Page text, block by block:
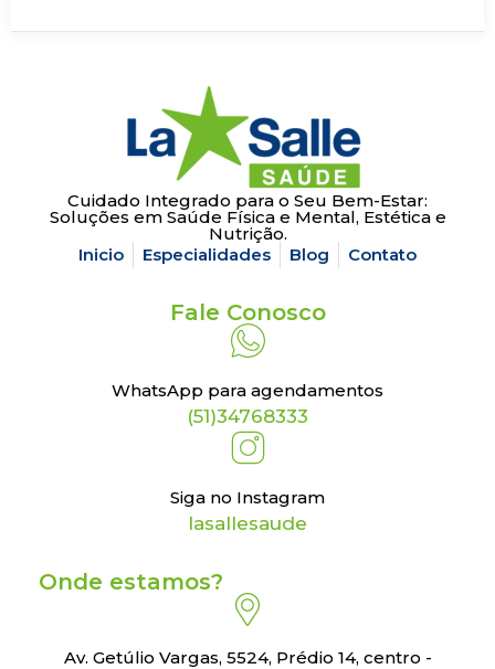
Cuidado Integrado para o Seu Bem-Estar:
Soluções em Saúde Física e Mental, Estética e
Nutrição.
Inicio
Especialidades Blog Contato
Fale Conosco
WhatsApp para agendamentos
(51)34768333
Siga no Instagram
lasallesaude
Onde estamos?
Av. Getúlio Vargas, 5524, Prédio 14, centro -